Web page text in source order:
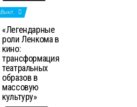
Выкл.
«Легендарные
роли Ленкома в
кино:
трансформация
театральных
образов в
массовую
культуру»